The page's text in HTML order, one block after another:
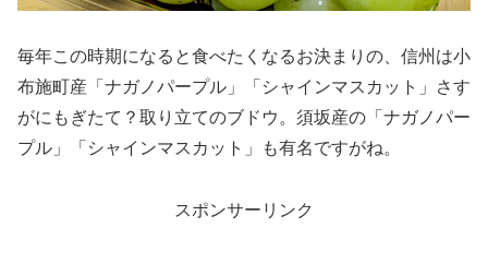
毎年この時期になると食べたくなるお決まりの、信州は小
布施町産「ナガノパープル」「シャインマスカット」さす
がにもぎたて？取り立てのブドウ。須坂産の「ナガノパー
プル」「シャインマスカット」も有名ですがね。
スポンサーリンク